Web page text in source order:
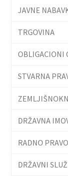
JAVNE
TRGOVINA
OBLIGACIONI
STVARNA
DRŽAVNA
RADNO PRAVO
DRŽAVNI